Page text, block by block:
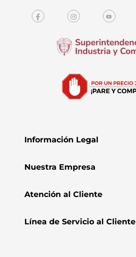
Información Legal
Nuestra Empresa
Atención al Cliente
Línea de Servicio al Cliente